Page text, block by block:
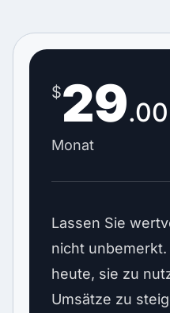
$29.00
Monat
Lassen Sie
nicht
heute, sie zu
Umsätze zu